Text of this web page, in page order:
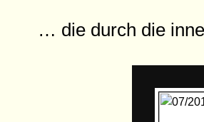
… die durch die